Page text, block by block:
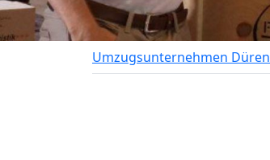
Umzugsunternehmen Düren